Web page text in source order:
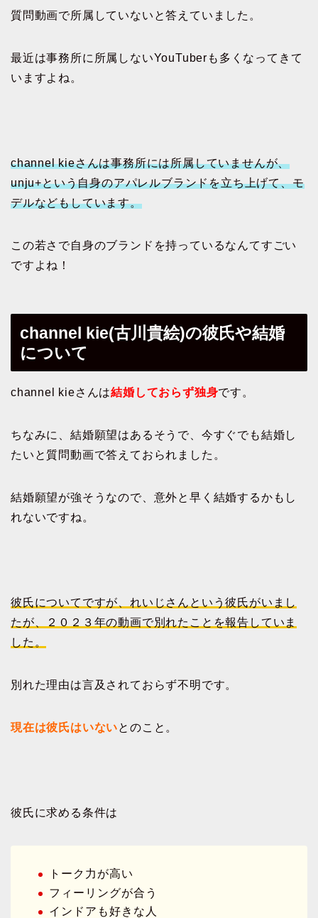
質問動画で所属していないと答えていました。
最近は事務所に所属しないYouTuberも多くなってきて
いますよね。
channel kieさんは事務所には所属していませんが、
unju+という自身のアパレルブランドを立ち上げて、モ
デルなどもしています。
この若さで自身のブランドを持っているなんてすごい
ですよね！
channel kie(古川貴絵)の彼氏や結婚
について
channel kieさんは結婚しておらず独身です。
ちなみに、結婚願望はあるそうで、今すぐでも結婚し
たいと質問動画で答えておられました。
結婚願望が強そうなので、意外と早く結婚するかもし
れないですね。
彼氏についてですが、れいじさんという彼氏がいまし
たが、２０２３年の動画で別れたことを報告していま
した。
別れた理由は言及されておらず不明です。
現在は彼氏はいないとのこと。
彼氏に求める条件は
トーク力が高い
フィーリングが合う
インドアも好きな人